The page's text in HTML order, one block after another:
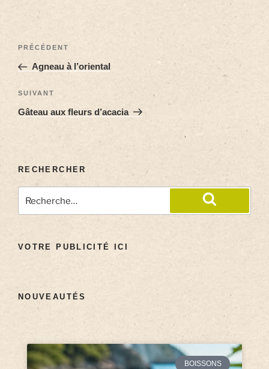
PRÉCÉDENT
Agneau à l’oriental
SUIVANT
Gâteau aux fleurs d’acacia
RECHERCHER
VOTRE PUBLICITÉ ICI
NOUVEAUTÉS
BOISSONS